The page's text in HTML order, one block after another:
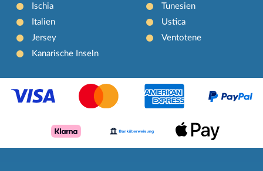
Ischia
Italien
Jersey
Kanarische Inseln
Tunesien
Ustica
Ventotene